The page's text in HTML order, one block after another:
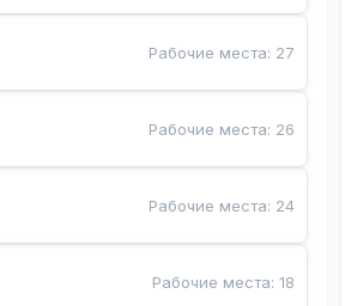
Рабочие места: 27
Рабочие места: 26
Рабочие места: 24
Рабочие места:18